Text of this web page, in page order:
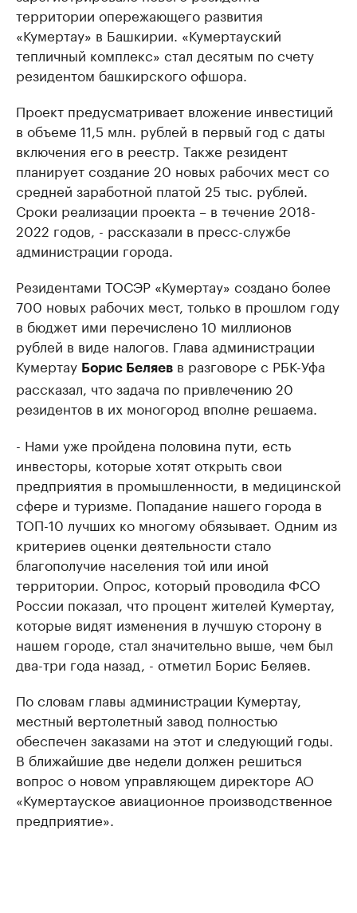
территории опережающего развития
«Кумертау» в Башкирии. «Кумертауский
тепличный комплекс» стал десятым по счету
резидентом башкирского офшора.
Проект предусматривает вложение инвестиций
в объеме 11,5 млн. рублей в первый год с даты
включения его в реестр. Также резидент
планирует создание 20 новых рабочих мест со
средней заработной платой 25 тыс. рублей.
Сроки реализации проекта – в течение 2018-
2022 годов, - рассказали в пресс-службе
администрации города.
Резидентами ТОСЭР «Кумертау» создано более
700 новых рабочих мест, только в прошлом году
в бюджет ими перечислено 10 миллионов
рублей в виде налогов. Глава администрации
Кумертау Борис Беляев в разговоре с РБК-Уфа
рассказал, что задача по привлечению 20
резидентов в их моногород вполне решаема.
- Нами уже пройдена половина пути, есть
инвесторы, которые хотят открыть свои
предприятия в промышленности, в медицинской
сфере и туризме. Попадание нашего города в
ТОП-10 лучших ко многому обязывает. Одним из
критериев оценки деятельности стало
благополучие населения той или иной
территории. Опрос, который проводила ФСО
России показал, что процент жителей Кумертау,
которые видят изменения в лучшую сторону в
нашем городе, стал значительно выше, чем был
два-три года назад, - отметил Борис Беляев.
По словам главы администрации Кумертау,
местный вертолетный завод полностью
обеспечен заказами на этот и следующий годы.
В ближайшие две недели должен решиться
вопрос о новом управляющем директоре АО
«Кумертауское авиационное производственное
предприятие».